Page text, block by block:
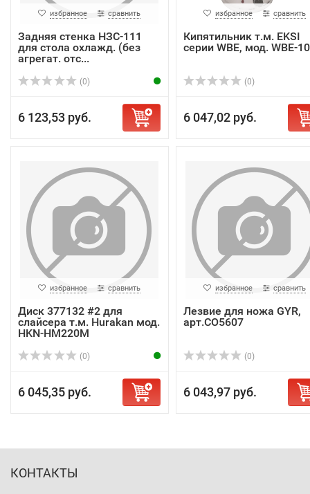
избранное сравнить
Задняя стенка НЗС-111
для стола охлажд. (без
агрегат. отс...
(0)
6 123,53 руб.
избранное сравнить
Кипятильник т.м. EKSI
серии WBE, мод. WBE-
(0)
6 047,02 руб.
избранное сравнить
Диск 377132 #2 для
слайсера т.м. Hurakan мод.
HKN-HM220M
(0)
6 045,35 руб.
избранное сравнить
Лезвие для ножа GYR,
арт.CO5607
(0)
6 043,97 руб.
КОНТАКТЫ